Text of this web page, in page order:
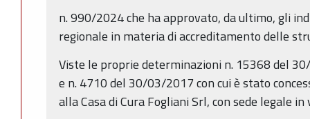
n. 990/2024 che ha approvato, da ultimo, gli
regionale in materia di accreditamento delle
Viste le proprie determinazioni n. 15368 del
e n. 4710 del 30/03/2017 con cui è stato
alla Casa di Cura Fogliani Srl, con sede legale